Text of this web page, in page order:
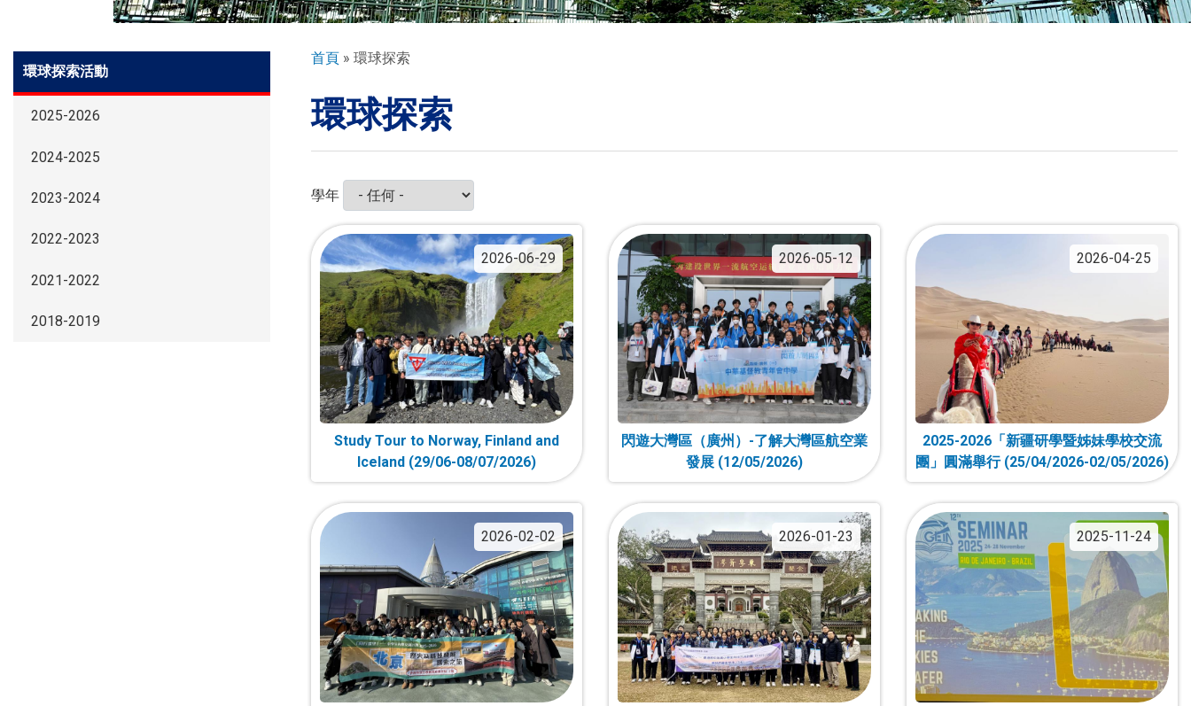
環球探索
入學申請
學生園地
學生表現
家長資訊
校曆表
Side
Meun
環球探索活動
2025-2026
2024-2025
2023-2024
2022-2023
2021-2022
2018-2019
導
連
結
首頁 環球探索
環球探索
學年
2026-06-29
Study Tour to Norway, Finland and
Iceland (29/06-08/07/2026)
2026-05-12
閃遊大灣區（廣州）-了解大灣區航空業
發展 (12/05/2026)
2026-04-25
2025-2026「新疆研學暨姊妹學校交流
團」圓滿舉行 (25/04/2026-02/05/2026)
2026-02-02 2026-01-23 2025-11-24